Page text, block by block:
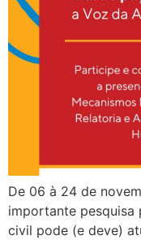
De 06 à 24 de
importante pesquisa
civil pode (e deve)